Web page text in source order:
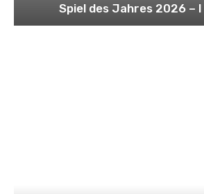
Spiel des Jahres 2026 –